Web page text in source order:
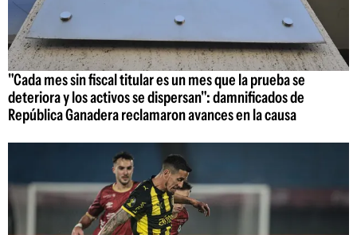
"Cada mes sin fiscal titular es un mes que la prueba se
deteriora y los activos se dispersan": damnificados de
República Ganadera reclamaron avances en la causa